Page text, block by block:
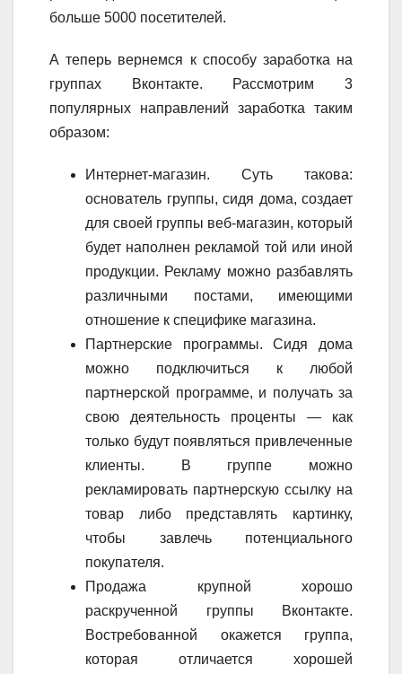
больше 5000 посетителей.
А теперь вернемся к способу заработка на
группах Вконтакте. Рассмотрим 3
популярных направлений заработка таким
образом:
Интернет-магазин. Суть такова:
основатель группы, сидя дома, создает
для своей группы веб-магазин, который
будет наполнен рекламой той или иной
продукции. Рекламу можно разбавлять
различными постами, имеющими
отношение к специфике магазина.
Партнерские программы. Сидя дома
можно подключиться к любой
партнерской программе, и получать за
свою деятельность проценты — как
только будут появляться привлеченные
клиенты. В группе можно
рекламировать партнерскую ссылку на
товар либо представлять картинку,
чтобы завлечь потенциального
покупателя.
Продажа крупной хорошо
раскрученной группы Вконтакте.
Востребованной окажется группа,
которая отличается хорошей